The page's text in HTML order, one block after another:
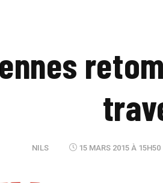
NILS 15 MARS 2015 À 15H50